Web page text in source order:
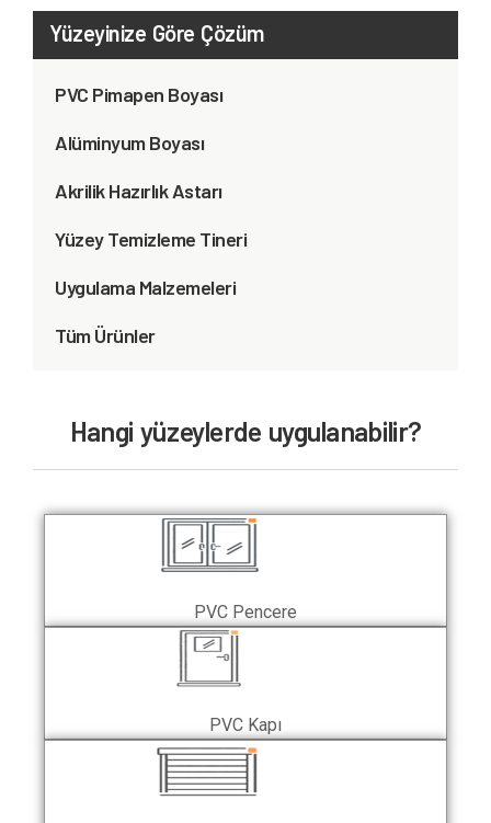
Yüzeyinize Göre Çözüm
PVC Pimapen Boyası
Alüminyum Boyası
Akrilik Hazırlık Astarı
Yüzey Temizleme Tineri
Uygulama Malzemeleri
Tüm Ürünler
Hangi yüzeylerde uygulanabilir?
PVC Pencere
PVC Kapı